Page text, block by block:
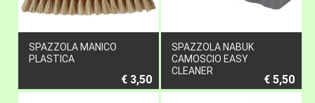
SPAZZOLA MANICO
PLASTICA
€ 3,50
SPAZZOLA NABUK
CAMOSCIO EASY
CLEANER
€ 5,50